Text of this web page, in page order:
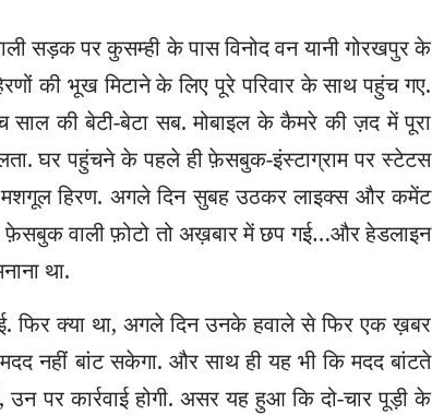
सड़क पर कुसम्ही के पास विनोद वन यानी गोरखपुर के
की भूख मिटाने के लिए पूरे परिवार के साथ पहुंच गए.
की बेटी-बेटा सब. मोबाइल के कैमरे की ज़द में पूरा
घर पहुंचने के पहले ही फ़ेसबुक-इंस्टाग्राम पर स्टेटस
मशगूल हिरण. अगले दिन सुबह उठकर लाइक्स और कमेंट
फ़ेसबुक वाली फ़ोटो तो अख़बार में छप गई…और हेडलाइन
था.
फिर क्या था, अगले दिन उनके हवाले से फिर एक ख़बर
नहीं बांट सकेगा. और साथ ही यह भी कि मदद बांटते
पर कार्रवाई होगी. असर यह हुआ कि दो-चार पूड़ी के